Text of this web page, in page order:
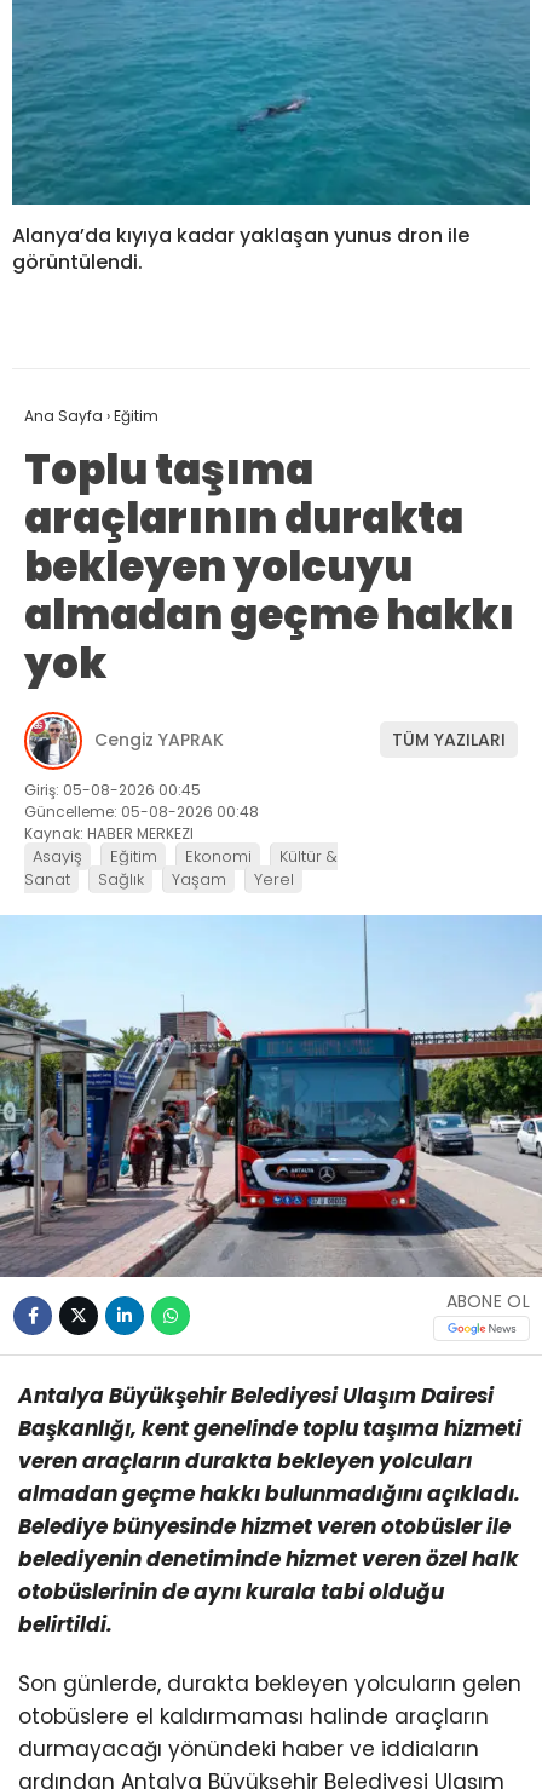
Alanya’da kıyıya kadar yaklaşan yunus dron ile
görüntülendi.
Ana Sayfa ›Eğitim
Toplu taşıma
araçlarının durakta
bekleyen yolcuyu
almadan geçme hakkı
yok
Cengiz YAPRAK TÜM YAZILARI
Giriş: 05-08-2026 00:45
Güncelleme: 05-08-2026 00:48
Kaynak: HABER MERKEZI
Asayiş Eğitim Ekonomi
Kültür &
Sanat
Sağlık Yaşam Yerel
ABONE OL
Antalya Büyükşehir Belediyesi Ulaşım Dairesi
Başkanlığı, kent genelinde toplu taşıma hizmeti
veren araçların durakta bekleyen yolcuları
almadan geçme hakkı bulunmadığını açıkladı.
Belediye bünyesinde hizmet veren otobüsler ile
belediyenin denetiminde hizmet veren özel halk
otobüslerinin de aynı kurala tabi olduğu
belirtildi.
Son günlerde, durakta bekleyen yolcuların gelen
otobüslere el kaldırmaması halinde araçların
durmayacağı yönündeki haber ve iddiaların
ardından Antalya Büyükşehir Belediyesi Ulaşım